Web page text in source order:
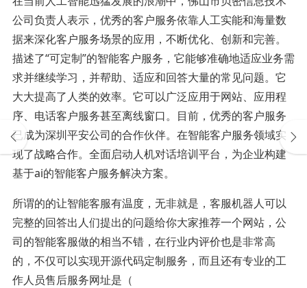
公司负责人表示，优秀的客户服务依靠人工实能和海量数
据来深化客户服务场景的应用，不断优化、创新和完善。
描述了“可定制”的智能客户服务，它能够准确地适应业务需
求并继续学习，并帮助、适应和回答大量的常见问题。它
大大提高了人类的效率。它可以广泛应用于网站、应用程
序、电话客户服务甚至离线窗口。目前，优秀的客户服务
已成为深圳平安公司的合作伙伴。在智能客户服务领域实
现了战略合作。全面启动人机对话培训平台，为企业构建
基于ai的智能客户服务解决方案。
所谓的的让智能客服有温度，无非就是，客服机器人可以
完整的回答出人们提出的问题给你大家推荐一个网站，公
司的智能客服做的相当不错，在行业内评价也是非常高
的，不仅可以实现开源代码定制服务，而且还有专业的工
作人员售后服务网址是（